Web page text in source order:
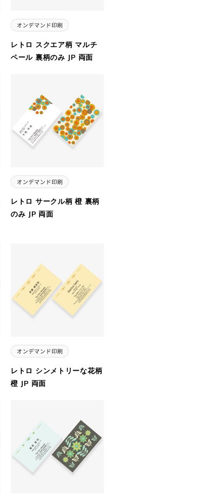
レトロ スクエア柄 マルチ
ペール 裏柄のみ JP 両面
レトロ サークル柄 橙 裏柄
のみ JP 両面
レトロ シンメトリーな花柄
橙 JP 両面